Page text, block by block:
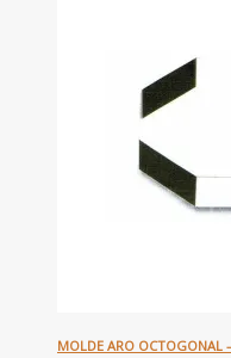
MOLDE ARO OCTOGONAL